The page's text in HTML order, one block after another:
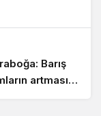
Barış
artmasını